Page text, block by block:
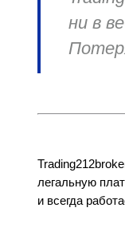
ни в
легальную
и всегда